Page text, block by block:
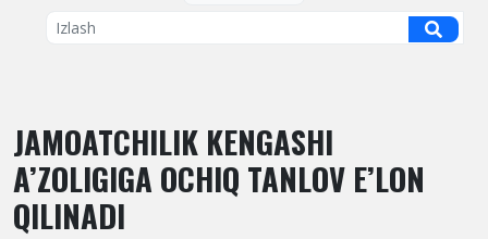
JAMOATCHILIK KENGASHI
A’ZOLIGIGA OCHIQ TANLOV E’LON
QILINADI